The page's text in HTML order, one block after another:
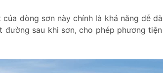
dòng sơn này chính là khả năng dễ
sau khi sơn, cho phép phương